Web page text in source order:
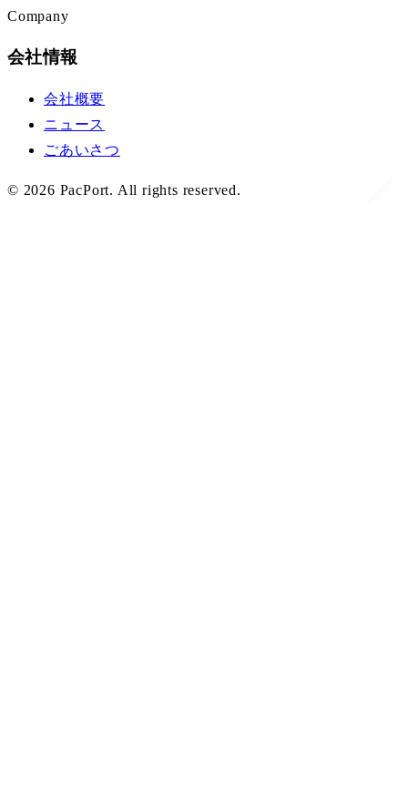
Company
会社情報
会社概要
ニュース
ごあいさつ
© 2026 PacPort. All rights reserved.